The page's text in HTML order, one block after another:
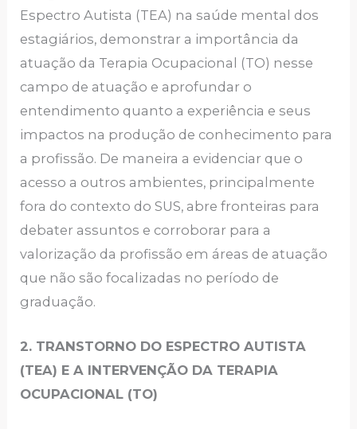
Espectro Autista (TEA) na saúde mental dos
estagiários, demonstrar a importância da
atuação da Terapia Ocupacional (TO) nesse
campo de atuação e aprofundar o
entendimento quanto a experiência e seus
impactos na produção de conhecimento para
a profissão. De maneira a evidenciar que o
acesso a outros ambientes, principalmente
fora do contexto do SUS, abre fronteiras para
debater assuntos e corroborar para a
valorização da profissão em áreas de atuação
que não são focalizadas no período de
graduação.
2. TRANSTORNO DO ESPECTRO AUTISTA
(TEA) E A INTERVENÇÃO DA TERAPIA
OCUPACIONAL (TO)